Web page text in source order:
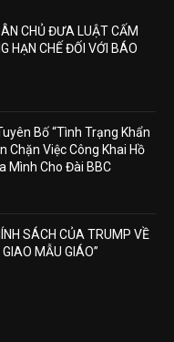
CHỦ ĐƯA LUẬT CẤM
HẠN CHẾ ĐỐI VỚI BÁO
Bố “Tình Trạng Khẩn
Chặn Việc Công Khai Hồ
Mình Cho Đài BBC
SÁCH CỦA TRUMP VỀ
GIAO MẪU GIÁO”